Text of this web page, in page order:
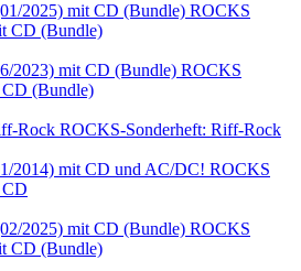
ROCKS
CD (Bundle)
ROCKS
(Bundle)
ROCKS-Sonderheft: Riff-Rock
ROCKS
ROCKS
CD (Bundle)